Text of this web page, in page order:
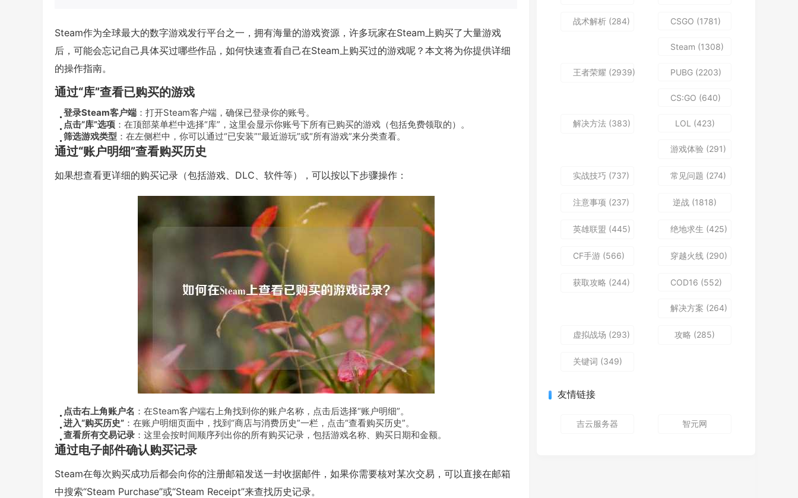
Steam作为全球最大的数字游戏发行平台之一，拥有海量的游戏资源，许多玩家在Steam上购买了大量游戏
后，可能会忘记自己具体买过哪些作品，如何快速查看自己在Steam上购买过的游戏呢？本文将为你提供详细
的操作指南。
通过“库”查看已购买的游戏
登录Steam客户端 ：打开Steam客户端，确保已登录你的账号。
点击“库”选项 ：在顶部菜单栏中选择“库”，这里会显示你账号下所有已购买的游戏（包括免费领取的）。
筛选游戏类型 ：在左侧栏中，你可以通过“已安装”“最近游玩”或“所有游戏”来分类查看。
通过“账户明细”查看购买历史
如果想查看更详细的购买记录（包括游戏、DLC、软件等），可以按以下步骤操作：
点击右上角账户名 ：在Steam客户端右上角找到你的账户名称，点击后选择“账户明细”。
进入“购买历史” ：在账户明细页面中，找到“商店与消费历史”一栏，点击“查看购买历史”。
查看所有交易记录 ：这里会按时间顺序列出你的所有购买记录，包括游戏名称、购买日期和金额。
通过电子邮件确认购买记录
Steam在每次购买成功后都会向你的注册邮箱发送一封收据邮件，如果你需要核对某次交易，可以直接在邮箱
中搜索“Steam Purchase”或“Steam Receipt”来查找历史记录。
战术解析 (284) CSGO (1781)
Steam (1308)
王者荣耀 (2939) PUBG (2203)
CS:GO (640)
解决方法 (383) LOL (423)
游戏体验 (291)
实战技巧 (737) 常见问题 (274)
注意事项 (237) 逆战 (1818)
英雄联盟 (445) 绝地求生 (425)
CF手游 (566) 穿越火线 (290)
获取攻略 (244) COD16 (552)
解决方案 (264)
虚拟战场 (293) 攻略 (285)
关键词 (349)
友情链接
吉云服务器 智元网